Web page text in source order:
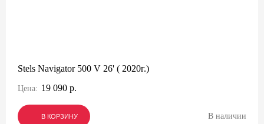
Stels Navigator 500 V 26' ( 2020г.)
Цена: 19 090 р.
В КОРЗИНУ
В КОРЗИНУ
В КОРЗИНУ В наличии